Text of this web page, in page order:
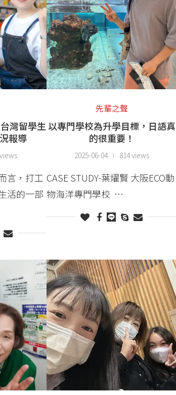
灣留學生
報導
言，打工
活的一部
先輩之聲
以專門學校為升學目標，日語真
的很重要！
2025-06-04 814 views
CASE STUDY-葉燿賢 大阪ECO動
物海洋專門學校 …